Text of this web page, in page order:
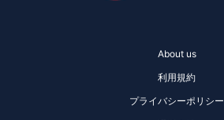
About us
利用規約
プライバシーポリシー